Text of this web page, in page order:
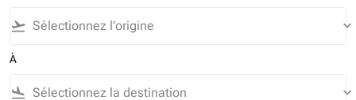
flight_takeoff keyboard_arrow_down
À
flight_land keyboard_arrow_down